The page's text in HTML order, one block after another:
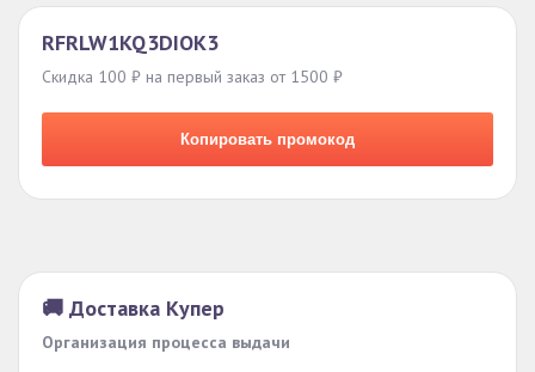
RFRLW1KQ3DIOK3
Скидка 100 ₽ на первый заказ от 1500 ₽
Копировать промокод
🚚 Доставка Купер
Организация процесса выдачи